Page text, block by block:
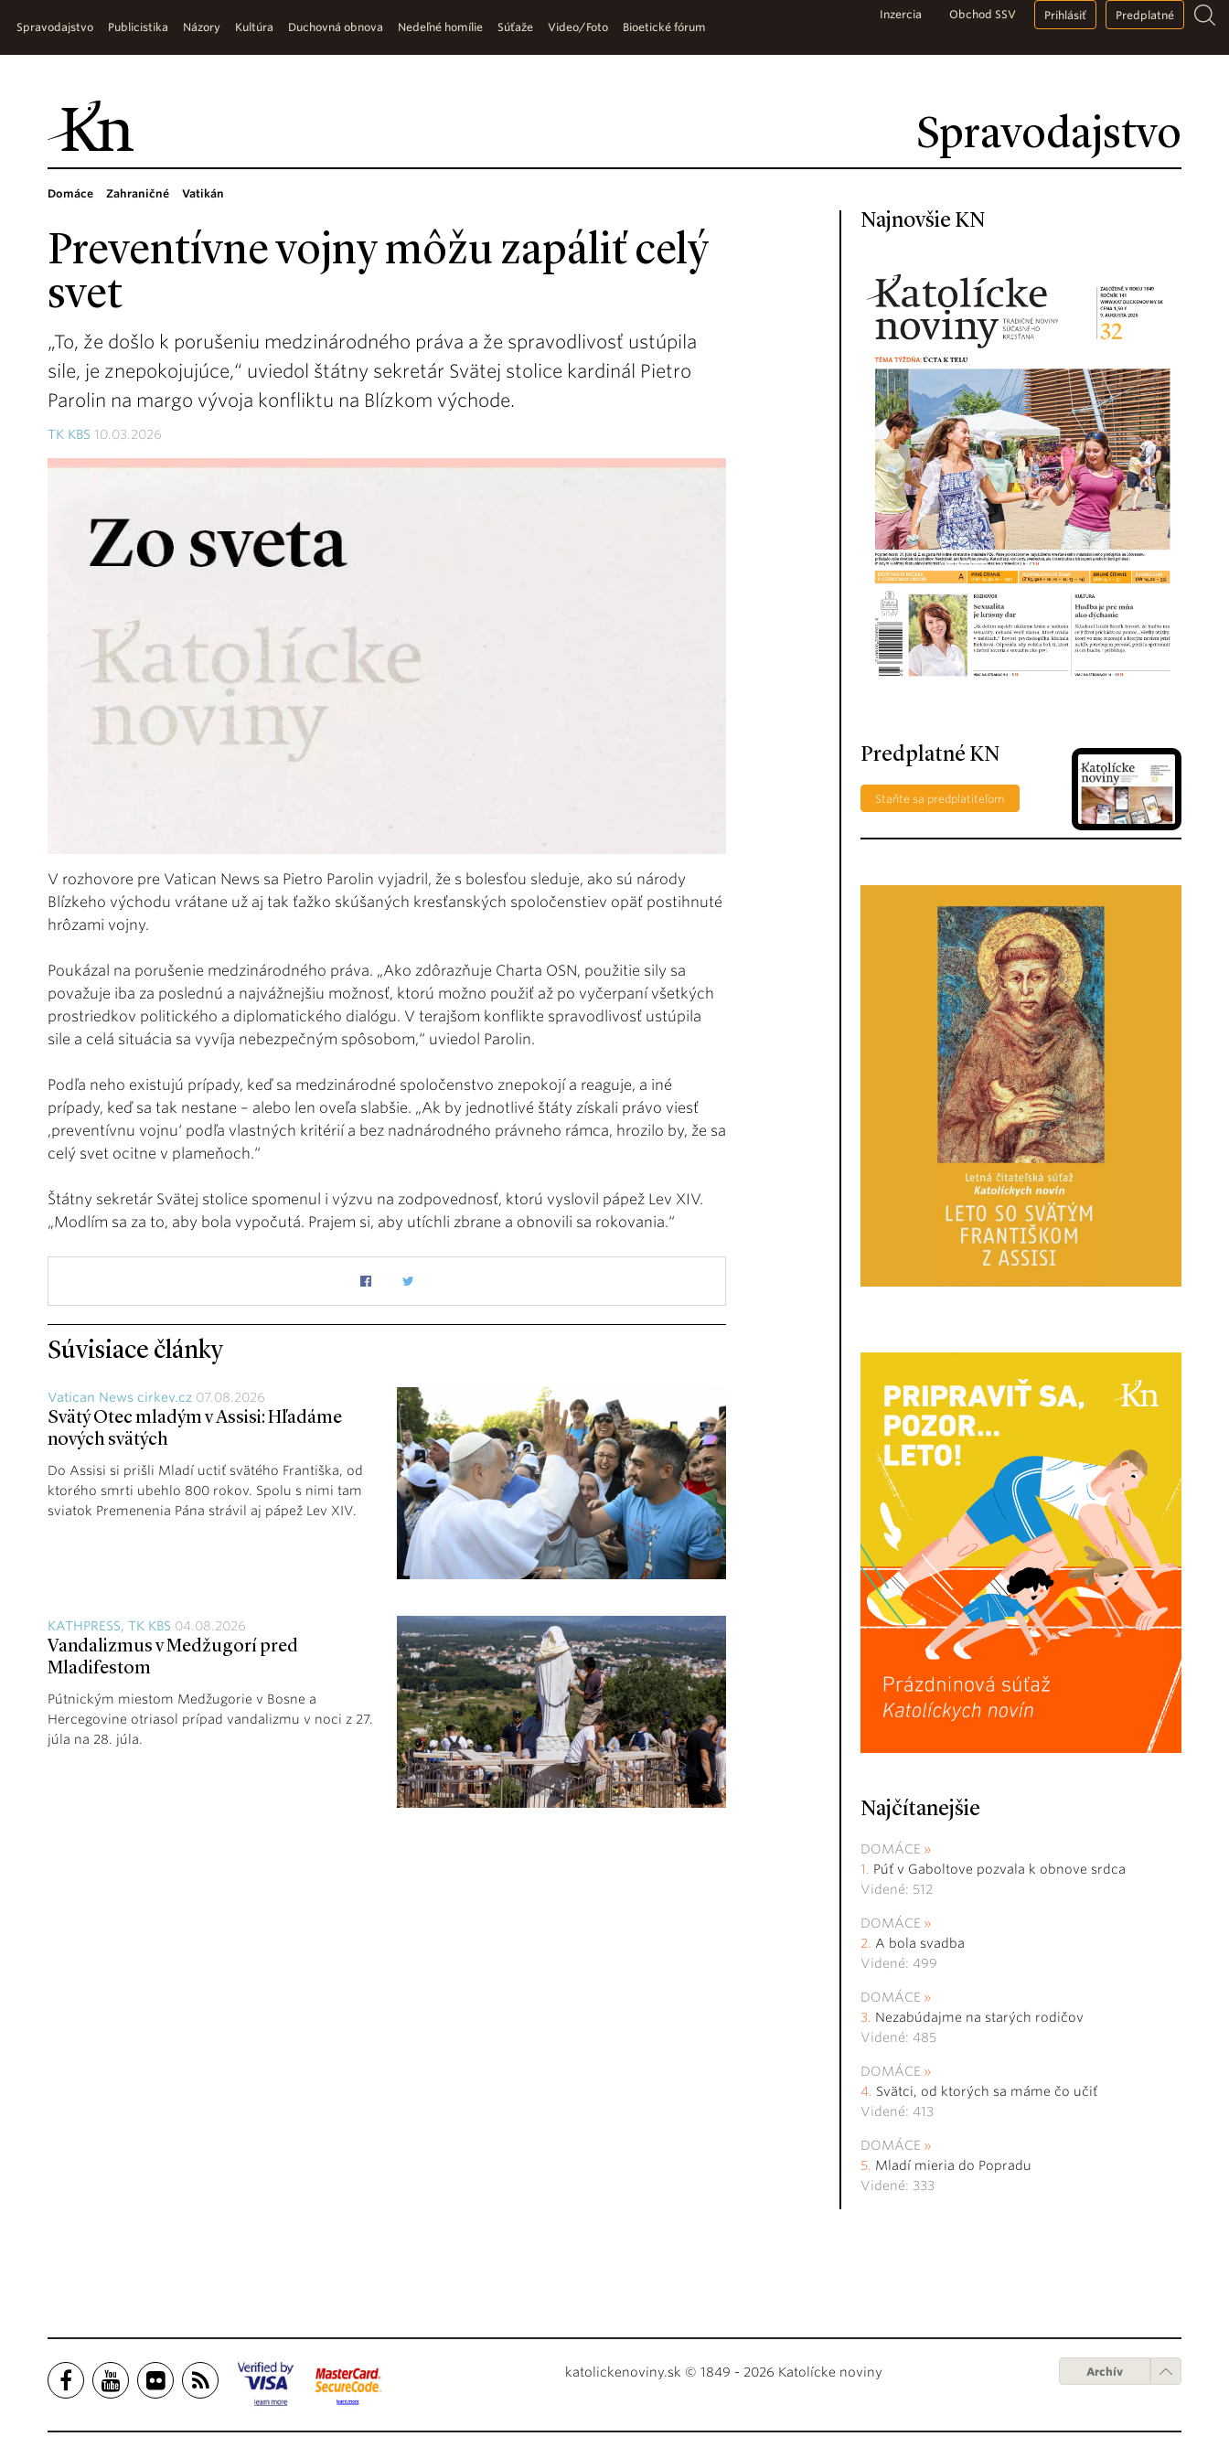
Spravodajstvo
Spravodajstvo Publicistika Názory Kultúra Duchovná obnova Nedeľné homílie Súťaže Video/Foto Bioetické fórum
Inzercia Obchod SSV Prihlásiť Predplatné
Domáce Zahraničné Vatikán
Preventívne vojny môžu zapáliť celý
svet
„To, že došlo k porušeniu medzinárodného práva a že spravodlivosť ustúpila
sile, je znepokojujúce,“ uviedol štátny sekretár Svätej stolice kardinál Pietro
Parolin na margo vývoja konfliktu na Blízkom východe.
TK KBS 10.03.2026
V rozhovore pre Vatican News sa Pietro Parolin vyjadril, že s bolesťou sleduje, ako sú národy
Blízkeho východu vrátane už aj tak ťažko skúšaných kresťanských spoločenstiev opäť postihnuté
hrôzami vojny.
Poukázal na porušenie medzinárodného práva. „Ako zdôrazňuje Charta OSN, použitie sily sa
považuje iba za poslednú a najvážnejšiu možnosť, ktorú možno použiť až po vyčerpaní všetkých
prostriedkov politického a diplomatického dialógu. V terajšom konflikte spravodlivosť ustúpila
sile a celá situácia sa vyvíja nebezpečným spôsobom,“ uviedol Parolin.
Podľa neho existujú prípady, keď sa medzinárodné spoločenstvo znepokojí a reaguje, a iné
prípady, keď sa tak nestane – alebo len oveľa slabšie. „Ak by jednotlivé štáty získali právo viesť
,preventívnu vojnu‘ podľa vlastných kritérií a bez nadnárodného právneho rámca, hrozilo by, že sa
celý svet ocitne v plameňoch.“
Štátny sekretár Svätej stolice spomenul i výzvu na zodpovednosť, ktorú vyslovil pápež Lev XIV.
„Modlím sa za to, aby bola vypočutá. Prajem si, aby utíchli zbrane a obnovili sa rokovania.“
Súvisiace články
Vatican News cirkev.cz 07.08.2026
Svätý Otec mladým v Assisi: Hľadáme
nových svätých
Do Assisi si prišli Mladí uctiť svätého Františka, od
ktorého smrti ubehlo 800 rokov. Spolu s nimi tam
sviatok Premenenia Pána strávil aj pápež Lev XIV.
KATHPRESS, TK KBS 04.08.2026
Vandalizmus v Medžugorí pred
Mladifestom
Pútnickým miestom Medžugorie v Bosne a
Hercegovine otriasol prípad vandalizmu v noci z 27.
júla na 28. júla.
Najnovšie KN
Predplatné KN
Staňte sa predplatiteľom
Najčítanejšie
DOMÁCE
Púť v Gaboltove pozvala k obnove srdca
Videné: 512
DOMÁCE
A bola svadba
Videné: 499
DOMÁCE
Nezabúdajme na starých rodičov
Videné: 485
DOMÁCE
Svätci, od ktorých sa máme čo učiť
Videné: 413
DOMÁCE
Mladí mieria do Popradu
Videné: 333
katolickenoviny.sk © 1849 - 2026 Katolícke noviny Archív